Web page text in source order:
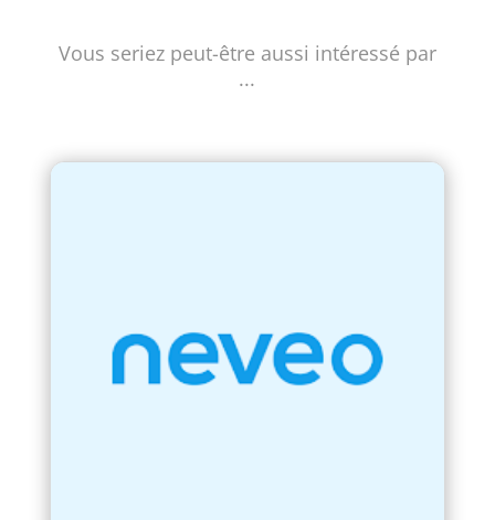
Vous seriez peut-être aussi intéressé par
...